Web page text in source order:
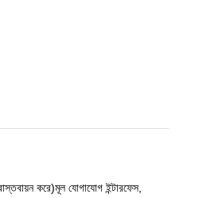
করে)মূল যোগাযোগ ইন্টারফেস,